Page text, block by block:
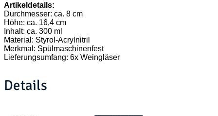
Artikeldetails:
Durchmesser: ca. 8 cm
Höhe: ca. 16,4 cm
Inhalt: ca. 300 ml
Material: Styrol-Acrylnitril
Merkmal: Spülmaschinenfest
Lieferungsumfang: 6x Weingläser
Details